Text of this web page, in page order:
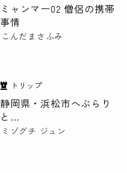
ミャンマー02 僧侶の携帯
事情
こんだまさふみ
トリップ
静岡県・浜松市へぶらり
と…
ミゾグチ ジュン